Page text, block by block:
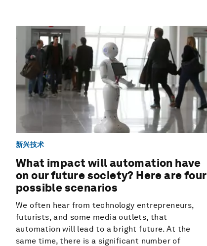
新兴技术
What impact will automation have
on our future society? Here are four
possible scenarios
We often hear from technology entrepreneurs,
futurists, and some media outlets, that
automation will lead to a bright future. At the
same time, there is a significant number of